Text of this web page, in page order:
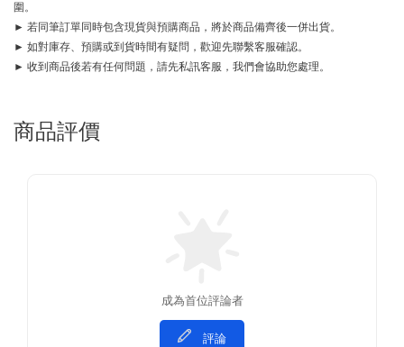
圍。
► 若同筆訂單同時包含現貨與預購商品，將於商品備齊後一併出貨。
► 如對庫存、預購或到貨時間有疑問，歡迎先聯繫客服確認。
► 收到商品後若有任何問題，請先私訊客服，我們會協助您處理。
商品評價
成為首位評論者
評論